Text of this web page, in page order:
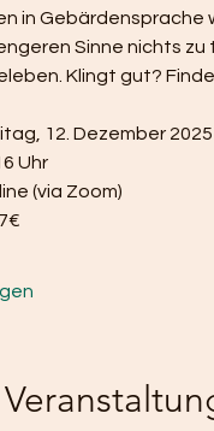
in Gebärdensprache
Sinne nichts
Klingt gut?
12. Dezember 2025
Uhr
(via Zoom)